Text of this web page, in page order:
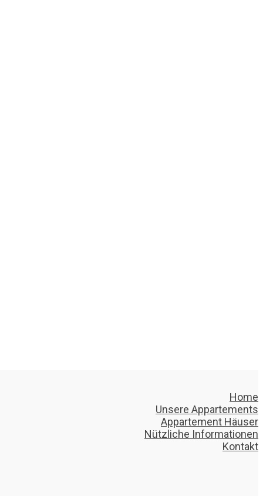
Home
Unsere Appartements
Appartement Häuser
Nützliche Informationen
Kontakt